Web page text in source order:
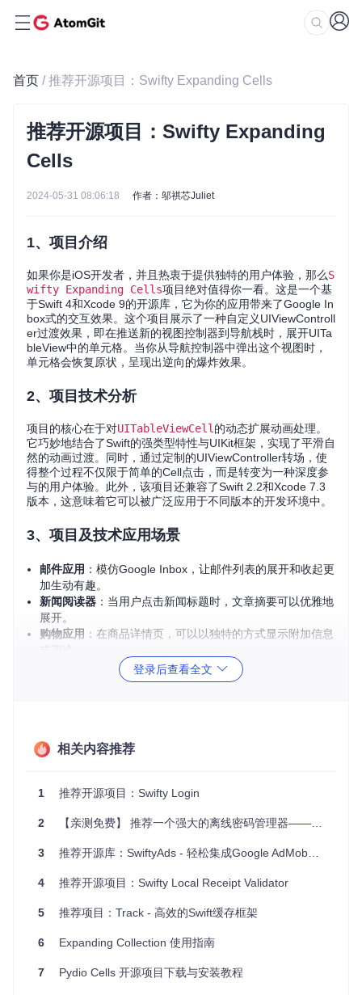
首页 / 推荐开源项目：Swifty Expanding Cells
推荐开源项目：Swifty Expanding
Cells
2024-05-31 08:06:18 作者：邬祺芯Juliet
1、项目介绍
如果你是iOS开发者，并且热衷于提供独特的用户体验，那么S
wifty Expanding Cells项目绝对值得你一看。这是一个基
于Swift 4和Xcode 9的开源库，它为你的应用带来了Google In
box式的交互效果。这个项目展示了一种自定义UIViewControll
er过渡效果，即在推送新的视图控制器到导航栈时，展开UITa
bleView中的单元格。当你从导航控制器中弹出这个视图时，
单元格会恢复原状，呈现出逆向的爆炸效果。
2、项目技术分析
项目的核心在于对UITableViewCell 的动态扩展动画处理。
它巧妙地结合了Swift的强类型特性与UIKit框架，实现了平滑自
然的动画过渡。同时，通过定制的UIViewController转场，使
得整个过程不仅限于简单的Cell点击，而是转变为一种深度参
与的用户体验。此外，该项目还兼容了Swift 2.2和Xcode 7.3
版本，这意味着它可以被广泛应用于不同版本的开发环境中。
3、项目及技术应用场景
邮件应用 ：模仿Google Inbox，让邮件列表的展开和收起更
加生动有趣。
新闻阅读器 ：当用户点击新闻标题时，文章摘要可以优雅地
展开。
购物应用 ：在商品详情页，可以以独特的方式显示附加信息
或评论。
：任务列表项可扩展以展示更多细节。
体验。
代码兼容性：支持Swift 2.2和4，适配多种开发环境。
示例工程 ：附带的示例工程让你可以直接运行查看效果，
便于学习和理解实现机制。
总的来说，Swifty Expanding Cells是一个富有创意的开
力。不妨将其整合到你的下一个项目中，给用户带来超出预期
登录后查看全文
相关内容推荐
1 推荐开源项目：Swifty Login
2 【亲测免费】 推荐一个强大的离线密码管理器——Swifty
3 推荐开源库：SwiftyAds - 轻松集成Google AdMob广告
4 推荐开源项目：Swifty Local Receipt Validator
5 推荐项目：Track - 高效的Swift缓存框架
6 Expanding Collection 使用指南
7 Pydio Cells 开源项目下载与安装教程